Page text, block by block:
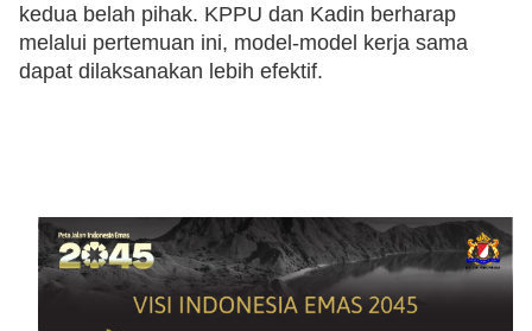
kedua belah pihak. KPPU dan Kadin berharap
melalui pertemuan ini, model-model kerja sama
dapat dilaksanakan lebih efektif.